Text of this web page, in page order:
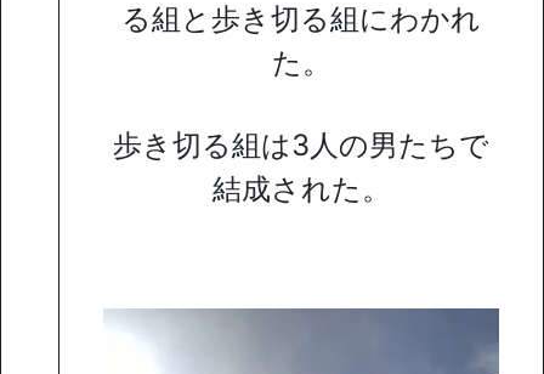
る組と歩き切る組にわかれ
た。
歩き切る組は3人の男たちで
結成された。